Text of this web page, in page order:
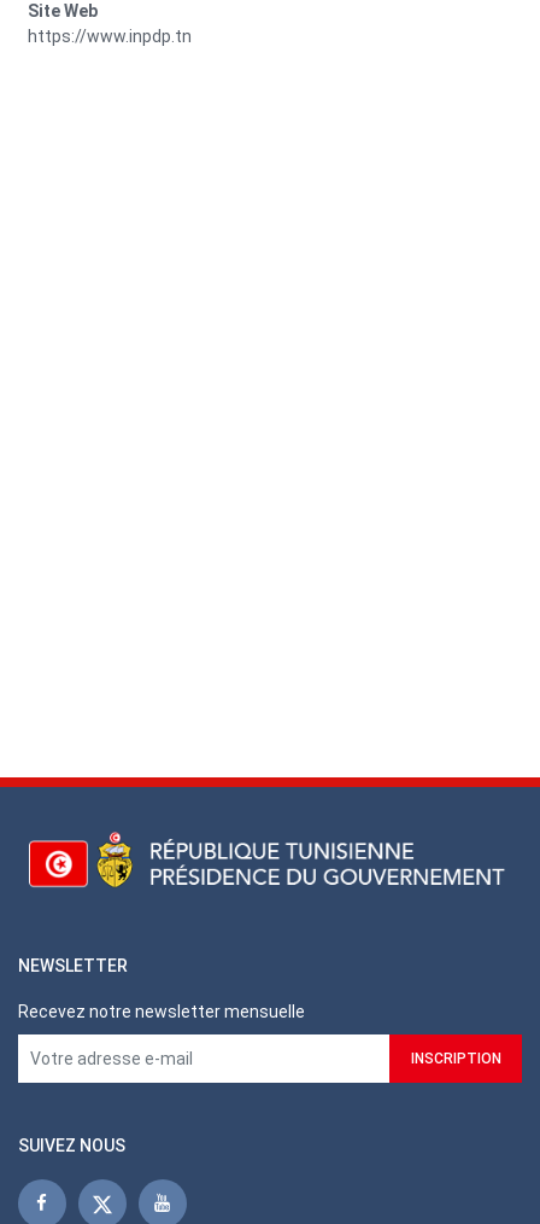
Site Web
https://www.inpdp.tn
NEWSLETTER
Recevez notre newsletter mensuelle
SUIVEZ NOUS